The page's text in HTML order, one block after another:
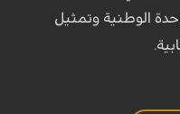
الوطنية وتمثيل